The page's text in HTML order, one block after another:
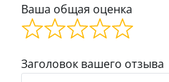
Ваша общая оценка
Заголовок вашего отзыва